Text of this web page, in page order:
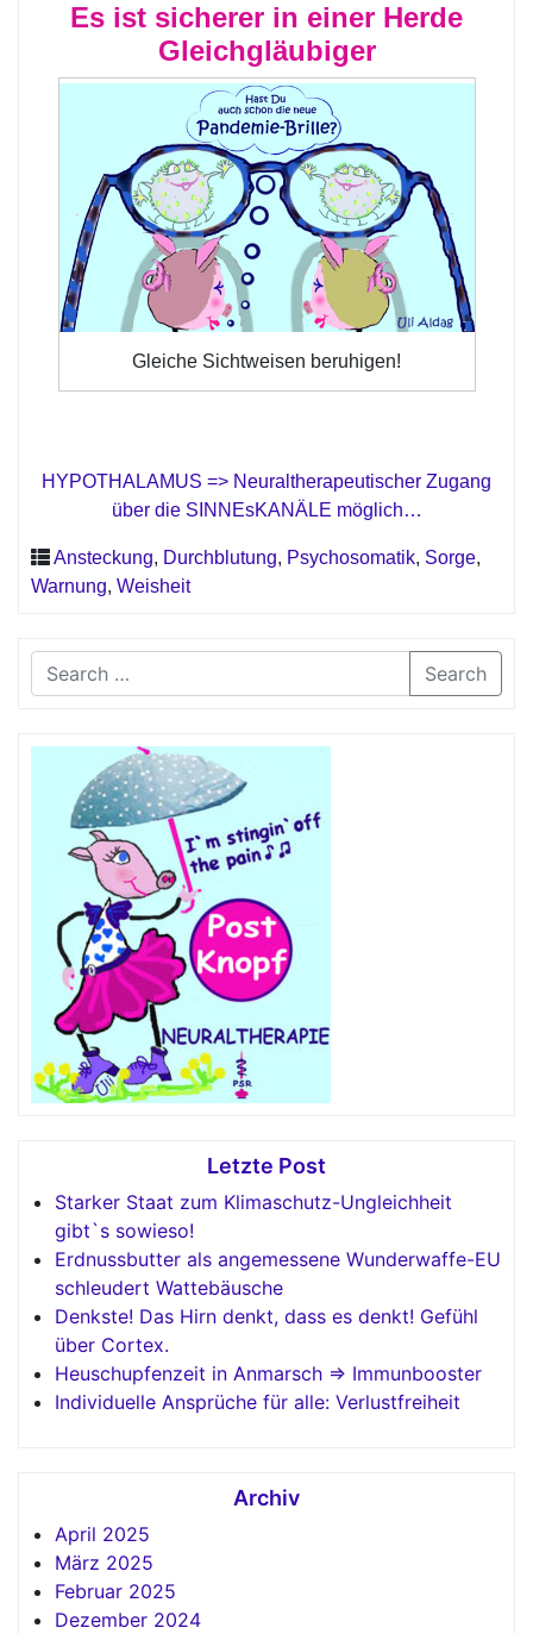
Es ist sicherer in einer Herde
Gleichgläubiger
Gleiche Sichtweisen beruhigen!
HYPOTHALAMUS => Neuraltherapeutischer Zugang
über die SINNEsKANÄLE möglich…
Ansteckung, Durchblutung, Psychosomatik, Sorge,
Warnung, Weisheit
Search
Letzte Post
Starker Staat zum Klimaschutz-Ungleichheit
gibt`s sowieso!
Erdnussbutter als angemessene Wunderwaffe-EU
schleudert Wattebäusche
Denkste! Das Hirn denkt, dass es denkt! Gefühl
über Cortex.
Heuschupfenzeit in Anmarsch => Immunbooster
Individuelle Ansprüche für alle: Verlustfreiheit
Archiv
April 2025
März 2025
Februar 2025
Dezember 2024